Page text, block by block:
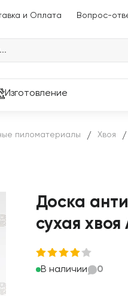
и Оплата Вопрос-
Изготовление
пиломатериалы / Хвоя /
Доска
сухая хвоя
В наличии 0